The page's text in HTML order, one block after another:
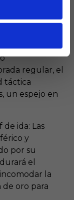
ataque
regular, el
táctica
un espejo en
ida: Las
y
por su
el
la
oro para